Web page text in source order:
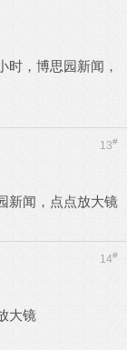
时，博思园新闻，
13#
新闻，点点放大镜
14#
大镜